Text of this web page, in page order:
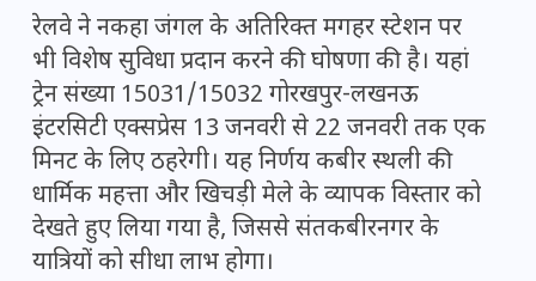
रेलवे ने नकहा जंगल के अतिरिक्त मगहर स्टेशन पर
भी विशेष सुविधा प्रदान करने की घोषणा की है। यहां
ट्रेन संख्या 15031/15032 गोरखपुर-लखनऊ
इंटरसिटी एक्सप्रेस 13 जनवरी से 22 जनवरी तक एक
मिनट के लिए ठहरेगी। यह निर्णय कबीर स्थली की
धार्मिक महत्ता और खिचड़ी मेले के व्यापक विस्तार को
देखते हुए लिया गया है, जिससे संतकबीरनगर के
यात्रियों को सीधा लाभ होगा।